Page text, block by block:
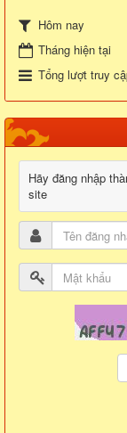
Hôm nay
Tháng hiện tại
Tổng lượt truy
Hãy đăng nhập
site